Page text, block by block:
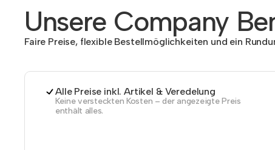
Unsere Company
Faire Preise, flexible Bestellmöglichkeiten und ein
Alle Preise inkl. Artikel & Veredelung
Keine versteckten Kosten – der angezeigte Preis
enthält alles.